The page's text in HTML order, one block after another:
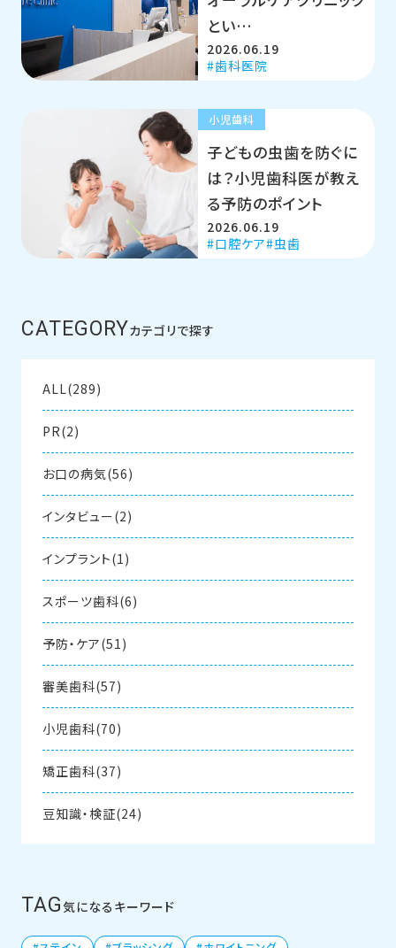
とい…
2026.06.19
歯科医院
小児歯科
子どもの虫歯を防ぐに
は？小児歯科医が教え
る予防のポイント
2026.06.19
口腔ケア 虫歯
CATEGORYカテゴリで探す
ALL(289)
PR(2)
お口の病気(56)
インタビュー(2)
インプラント(1)
スポーツ歯科(6)
予防・ケア(51)
審美歯科(57)
小児歯科(70)
矯正歯科(37)
豆知識・検証(24)
TAG気になるキーワード